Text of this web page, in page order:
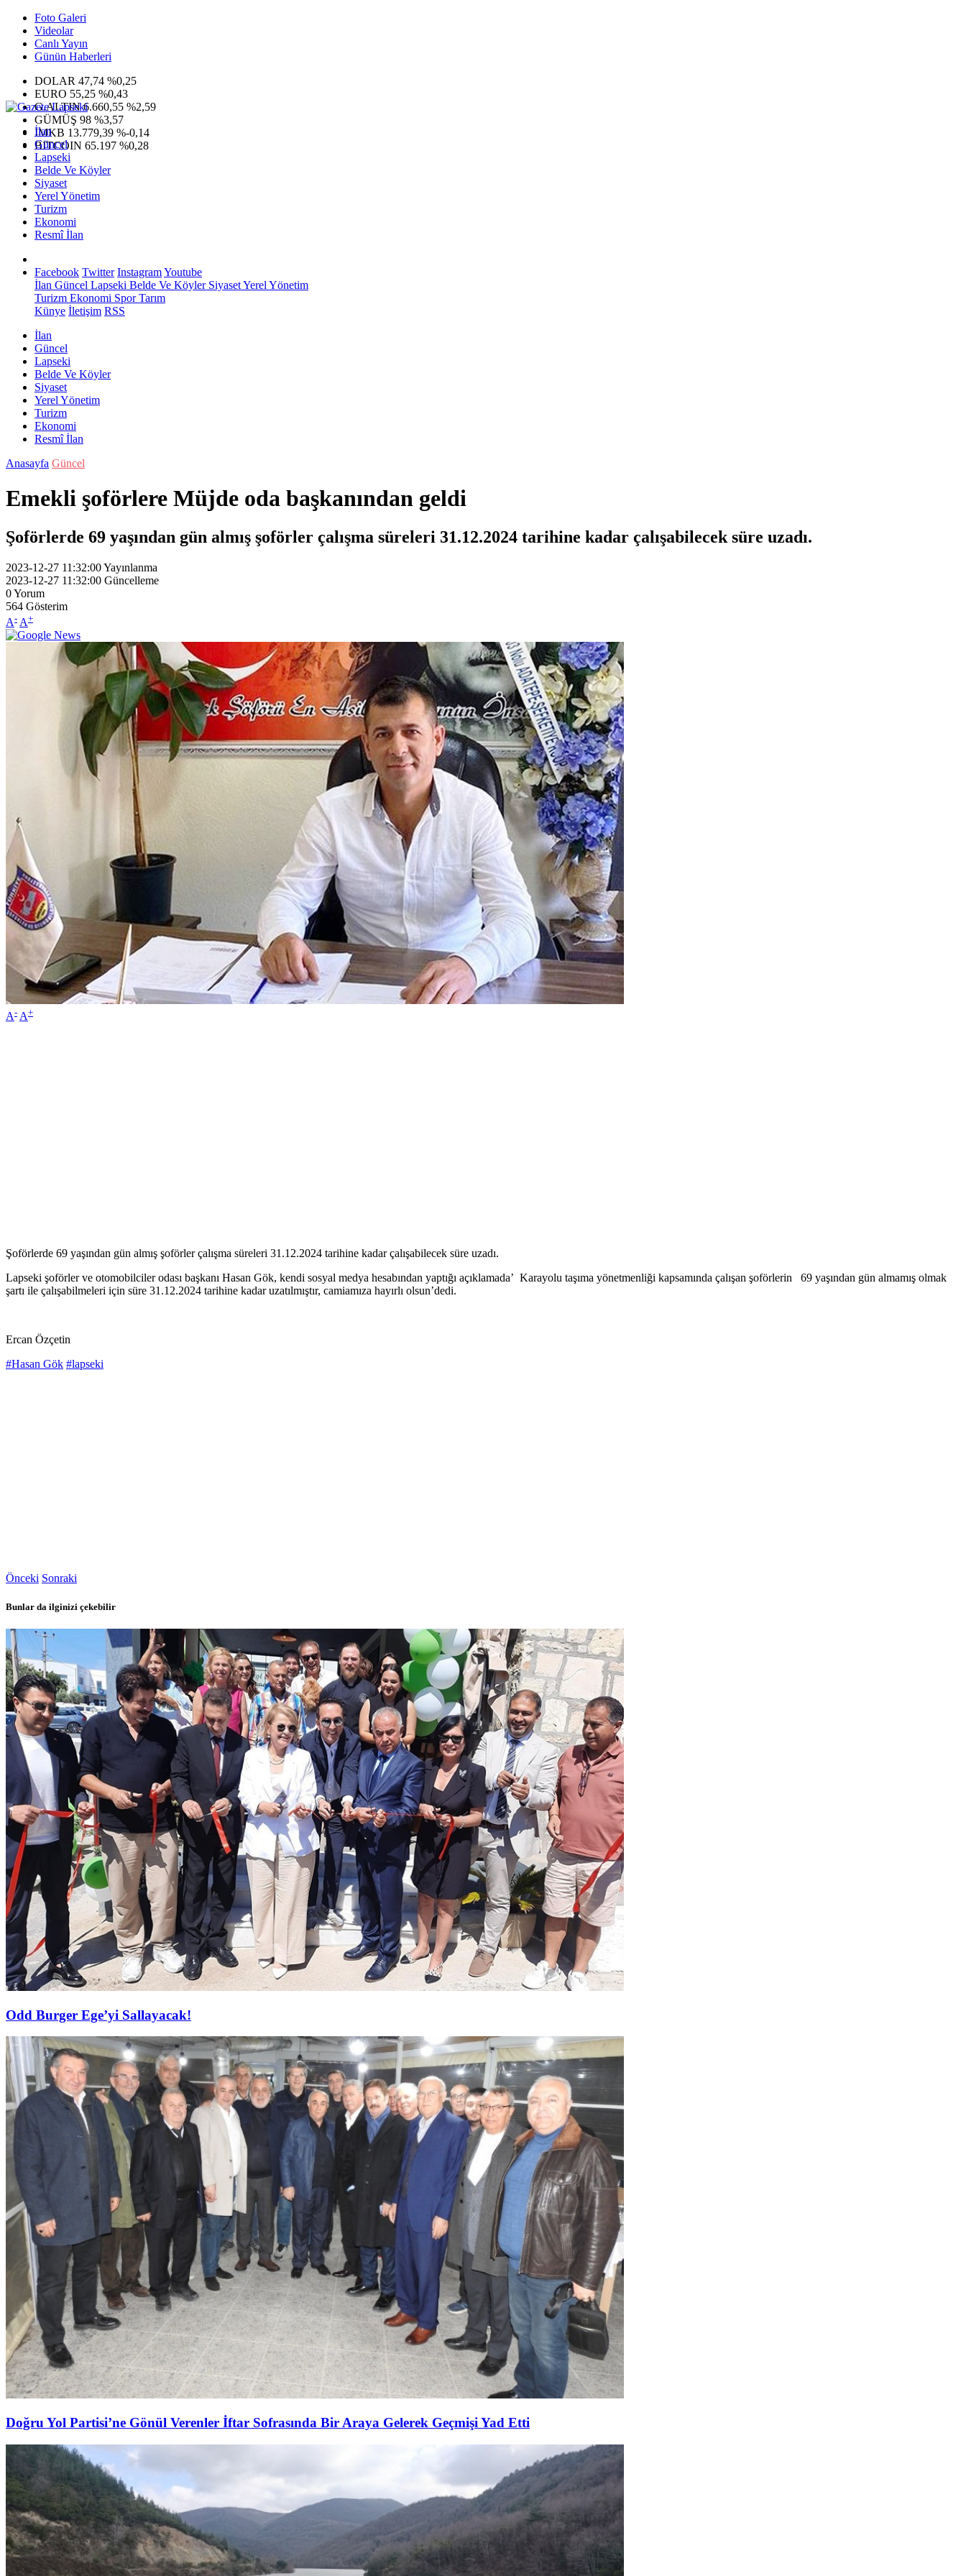
Foto Galeri
Videolar
Canlı Yayın
Günün Haberleri
DOLAR 47,74 %0,25
EURO 55,25 %0,43
G.ALTIN6.660,55 %2,59
GÜMÜŞ 98 %3,57
IMKB 13.779,39 %-0,14
BITCOIN 65.197 %0,28
İlan
Güncel
Lapseki
Belde Ve Köyler
Siyaset
Yerel Yönetim
Turizm
Ekonomi
Resmî İlan
Facebook Twitter InstagramYoutube
İlan Güncel Lapseki Belde Ve KöylerSiyasetYerel Yönetim
Turizm Ekonomi SporTarım
Künye İletişim RSS
İlan
Güncel
Lapseki
Belde Ve Köyler
Siyaset
Yerel Yönetim
Turizm
Ekonomi
Resmî İlan
Anasayfa Güncel
Emekli şoförlere Müjde oda başkanından geldi
Şoförlerde 69 yaşından gün almış şoförler çalışma süreleri 31.12.2024 tarihine kadar çalışabilecek süre uzadı.
2023-12-27 11:32:00Yayınlanma
2023-12-27 11:32:00 Güncelleme
0Yorum
564 Gösterim
A- A+
A- A+
Şoförlerde 69 yaşından gün almış şoförler çalışma süreleri 31.12.2024 tarihine kadar çalışabilecek süre uzadı.
Lapseki şoförler ve otomobilciler odası başkanı Hasan Gök, kendi sosyal medya hesabından yaptığı açıklamada’ Karayolu taşıma yönetmenliği kapsamında çalışan şoförlerin 69 yaşından gün almamış olmak
şartı ile çalışabilmeleri için süre 31.12.2024 tarihine kadar uzatılmıştır, camiamıza hayırlı olsun’dedi.
Ercan Özçetin
#Hasan Gök #lapseki
Önceki Sonraki
Bunlar da ilginizi çekebilir
Odd Burger Ege’yi Sallayacak!
Doğru Yol Partisi’ne Gönül Verenler İftar Sofrasında Bir Araya Gelerek Geçmişi Yad Etti